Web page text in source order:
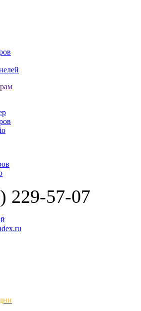
229-57-07